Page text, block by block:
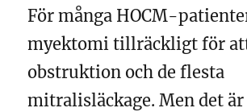
För många HOCM-
myektomi tillräckligt för
obstruktion och de flesta
mitralisläckage. Men det är